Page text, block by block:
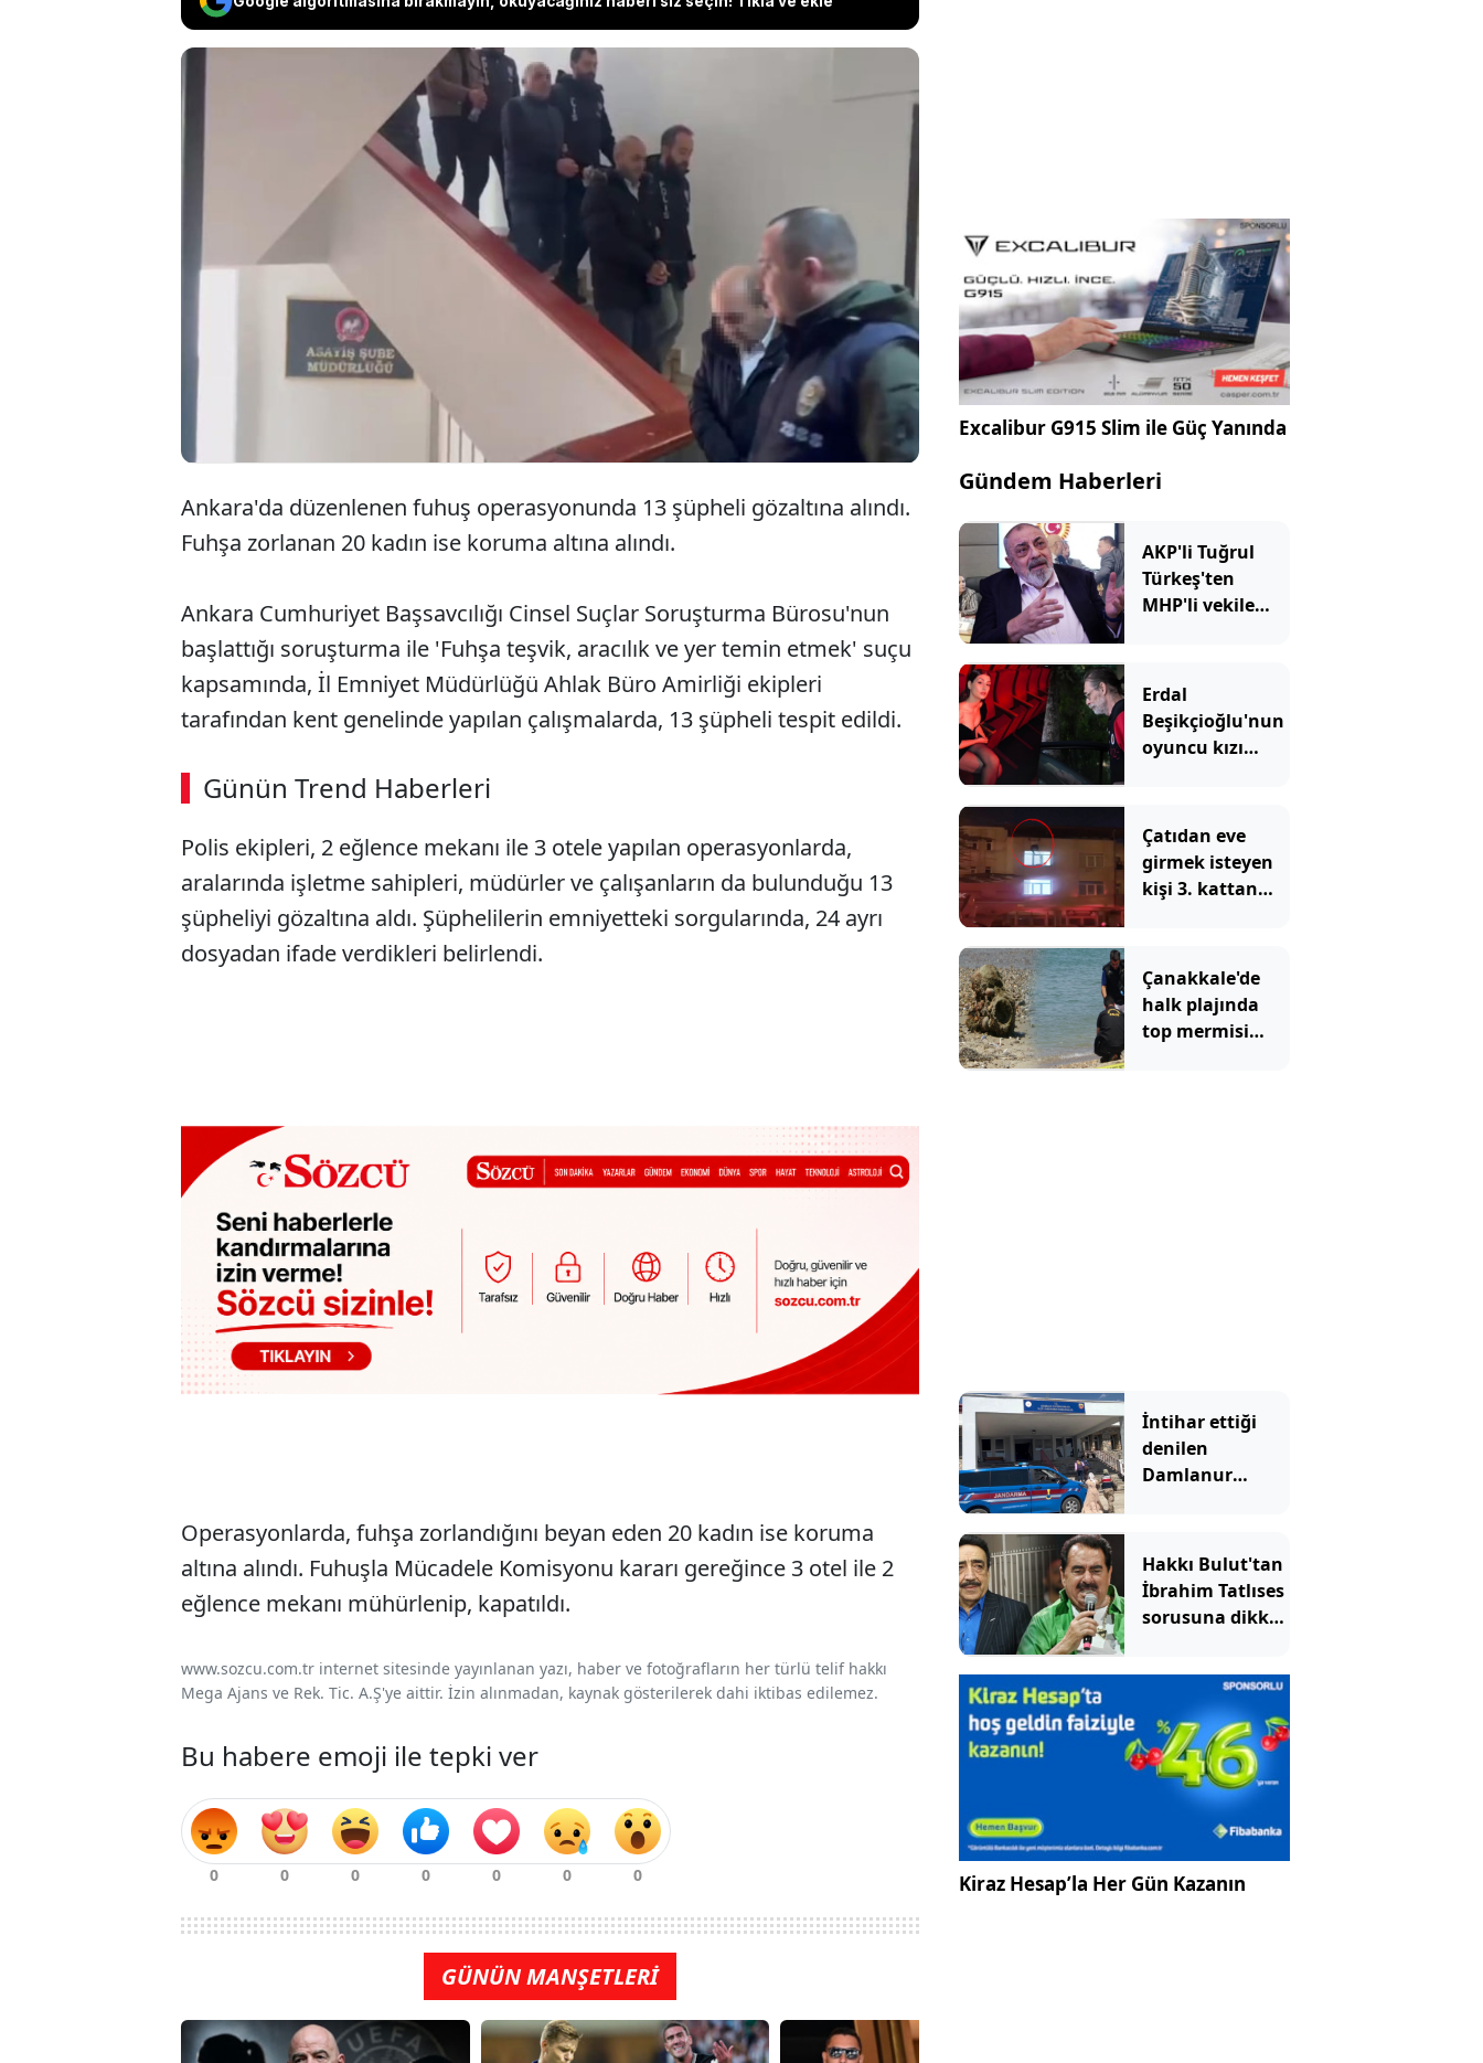
Ankara'da düzenlenen fuhuş operasyonunda
13 kişi gözaltına alınırken 20 kadın da koruma
altına alındı.
Ankara'da düzenlenen fuhuş operasyonunda 13 şüpheli gözaltına alındı.
Fuhşa zorlanan 20 kadın ise koruma altına alındı.
Ankara Cumhuriyet Başsavcılığı Cinsel Suçlar Soruşturma Bürosu'nun
başlattığı soruşturma ile 'Fuhşa teşvik, aracılık ve yer temin etmek' suçu
kapsamında, İl Emniyet Müdürlüğü Ahlak Büro Amirliği ekipleri
tarafından kent genelinde yapılan çalışmalarda, 13 şüpheli tespit edildi.
Günün Trend Haberleri
00:02 / 08:06
Sesi Aç
Polis ekipleri, 2 eğlence mekanı ile 3 otele yapılan operasyonlarda,
aralarında işletme sahipleri, müdürler ve çalışanların da bulunduğu 13
şüpheliyi gözaltına aldı. Şüphelilerin emniyetteki sorgularında, 24 ayrı
dosyadan ifade verdikleri belirlendi.
Operasyonlarda, fuhşa zorlandığını beyan eden 20 kadın ise koruma
altına alındı. Fuhuşla Mücadele Komisyonu kararı gereğince 3 otel ile 2
eğlence mekanı mühürlenip, kapatıldı.
www.sozcu.com.tr internet sitesinde yayınlanan yazı, haber ve fotoğrafların her türlü telif hakkı
Mega Ajans ve Rek. Tic. A.Ş'ye aittir. İzin alınmadan, kaynak gösterilerek dahi iktibas edilemez.
Bu habere emoji ile tepki ver
GÜNÜN MANŞETLERİ
Excalibur G915 Slim ile Güç Yanında
Gündem Haberleri
AKP'li Tuğrul
Türkeş'ten
MHP'li vekile
Erdal
Beşikçioğlu'nun
oyuncu kızı
bozdu: 'Siz öyle
bilirsiniz ama...'
Çatıdan eve
girmek isteyen
kişi 3. kattan
Çanakkale'de
halk plajında
top mermisi
İntihar ettiği
denilen
Damlanur
Hakkı Bulut'tan
İbrahim Tatlıses
sorusuna dikkat
Kiraz Hesap’la Her Gün Kazanın